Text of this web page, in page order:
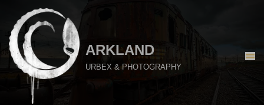
Aller
au
contenu
ARKLAND
URBEX & PHOTOGRAPHY